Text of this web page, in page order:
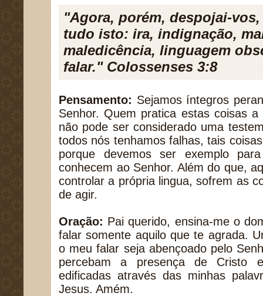
"Agora, porém, despojai-
tudo isto: ira, indignação,
maledicência, linguagem
falar." Colossenses 3:8
Pensamento: Sejamos íntegros
Senhor. Quem pratica estas coisas
não pode ser considerado uma
todos nós tenhamos falhas, tais
porque devemos ser exemplo
conhecem ao Senhor. Além do que,
controlar a própria lingua, sofrem as
de agir.
Oração: Pai querido, ensina-me o
falar somente aquilo que te agrada.
o meu falar seja abençoado pelo
percebam a presença de Cristo
edificadas através das minhas
Jesus. Amém.